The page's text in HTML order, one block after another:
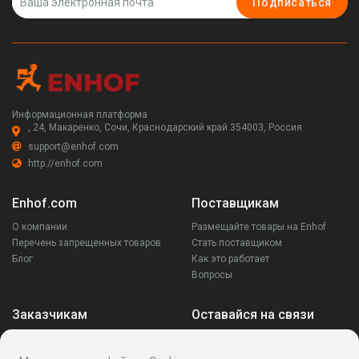
Информационная платформа
, 24, Макаренко, Сочи, Краснодарский край 354003, Россия
support@enhof.com
http://enhof.com
Enhof.com
О компании
Перечень запрещенных товаров
Блог
Поставщикам
Размещайте товары на Enhof
Стать поставщиком
Как это работает
Вопросы
Заказчикам Оставайся на связи